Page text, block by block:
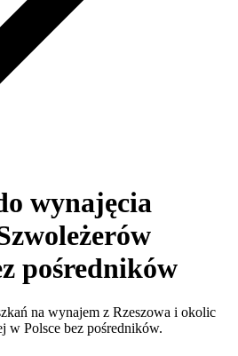
wynajęcia
pośredników
na wynajem z Rzeszowa i okolic
w Polsce bez pośredników.